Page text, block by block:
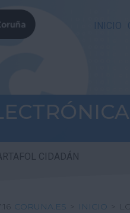
INICIO
CIDADÁN
CORUNA.ES > INICIO >